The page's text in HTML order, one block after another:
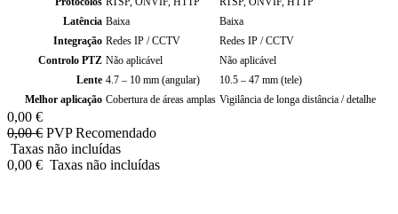
Latência Baixa
Baixa
Integração Redes IP / CCTV
Redes IP / CCTV
Controlo PTZ Não aplicável
Não aplicável
Lente 4.7 – 10 mm (angular)
10.5 – 47 mm (tele)
Melhor aplicação Cobertura de áreas amplas Vigilância de longa distância / detalhe
0,00 €
0,00€ PVP Recomendado
Taxas não incluídas
0,00 € Taxas não incluídas